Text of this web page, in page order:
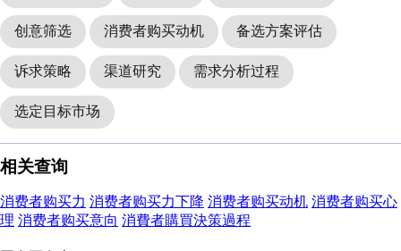
创意筛选 消费者购买动机 备选方案评估
诉求策略 渠道研究 需求分析过程
选定目标市场
相关查询
消费者购买力 消费者购买力下降 消费者购买动机 消费者购买心
理 消费者购买意向 消費者購買決策過程